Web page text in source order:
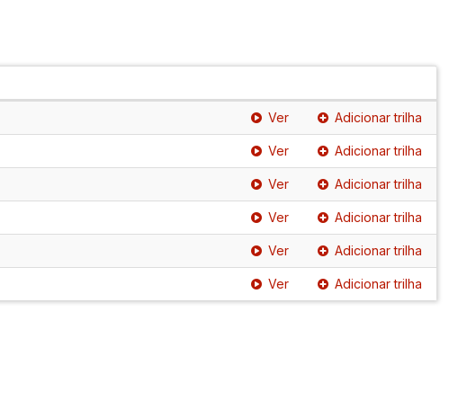
Ver Adicionar trilha
Ver Adicionar trilha
Ver Adicionar trilha
Ver Adicionar trilha
Ver Adicionar trilha
Ver Adicionar trilha